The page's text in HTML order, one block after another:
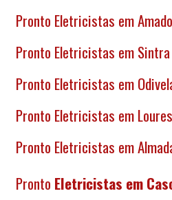
Pronto Eletricistas em
Pronto Eletricistas em Sintra
Pronto Eletricistas em
Pronto Eletricistas em Loures
Pronto Eletricistas em
Pronto Eletricistas em